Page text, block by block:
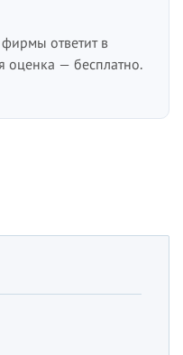
ответит в
оценка — бесплатно.